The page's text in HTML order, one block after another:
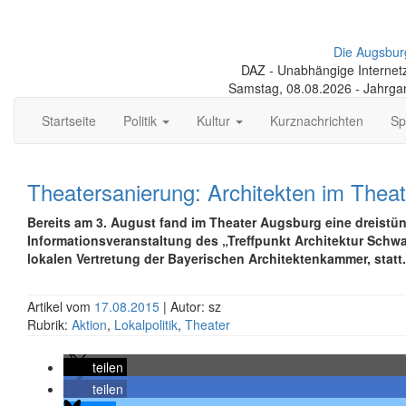
Die
DAZ - Unabhängige
Samstag, 08.08.2026 -
Startseite
Politik Kultur Kurznachrichten
Theatersanierung: Architekten im
Bereits am 3. August fand im Theater Augsburg eine
Informationsveranstaltung des „Treffpunkt Architektur
lokalen Vertretung der Bayerischen Architektenkammer, statt.
Artikel vom 17.08.2015 | Autor: sz
Rubrik: Aktion, Lokalpolitik, Theater
teilen
teilen